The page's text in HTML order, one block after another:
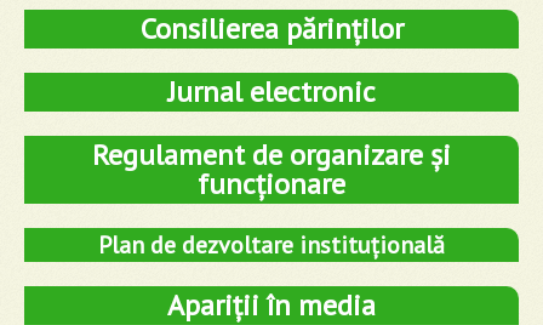
Consilierea părinților
Jurnal electronic
Regulament de organizare și
funcționare
Plan de dezvoltare instituțională
Apariții în media